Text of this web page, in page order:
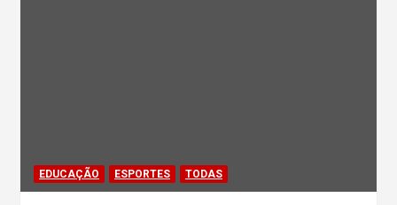
EDUCAÇÃO ESPORTES TODAS